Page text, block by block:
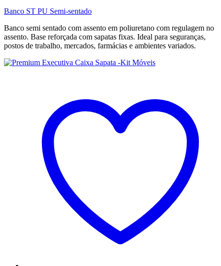
Banco ST PU Semi-sentado
Banco semi sentado com assento em poliuretano com regulagem no
assento. Base reforçada com sapatas fixas. Ideal para seguranças,
postos de trabalho, mercados, farmácias e ambientes variados.